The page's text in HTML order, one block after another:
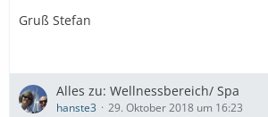
Gruß Stefan
Alles zu: Wellnessbereich/ Spa
hanste3 29. Oktober 2018 um 16:23